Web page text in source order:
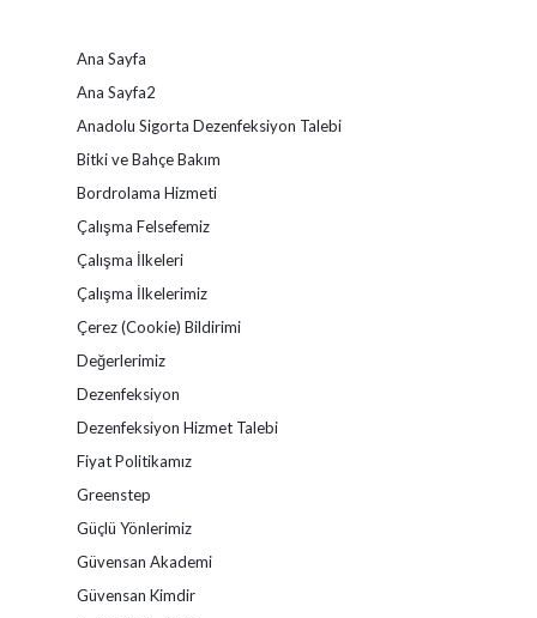
Ana Sayfa
Ana Sayfa2
Anadolu Sigorta Dezenfeksiyon Talebi
Bitki ve Bahçe Bakım
Bordrolama Hizmeti
Çalışma Felsefemiz
Çalışma İlkeleri
Çalışma İlkelerimiz
Çerez (Cookie) Bildirimi
Değerlerimiz
Dezenfeksiyon
Dezenfeksiyon Hizmet Talebi
Fiyat Politikamız
Greenstep
Güçlü Yönlerimiz
Güvensan Akademi
Güvensan Kimdir